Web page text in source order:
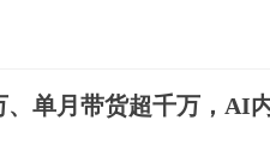
、单月带货超千万，AI